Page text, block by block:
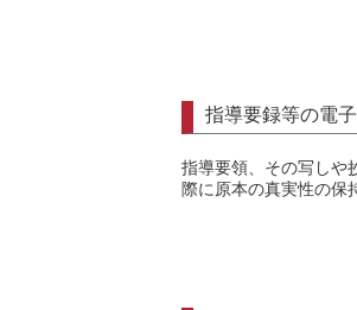
指導要録等の電
指導要領、その写しや
際に原本の真実性の保